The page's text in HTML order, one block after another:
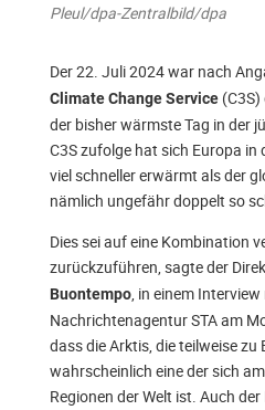
Pleul/dpa-Zentralbild/dpa
Der 22. Juli 2024 war nach
Climate Change Service
der bisher wärmste Tag in der
C3S zufolge hat sich Europa
viel schneller erwärmt als der
nämlich ungefähr doppelt so
Dies sei auf eine Kombination
zurückzuführen, sagte der
Buontempo, in einem
Nachrichtenagentur STA am
dass die Arktis, die teilweise zu
wahrscheinlich eine der sich
Regionen der Welt ist. Auch